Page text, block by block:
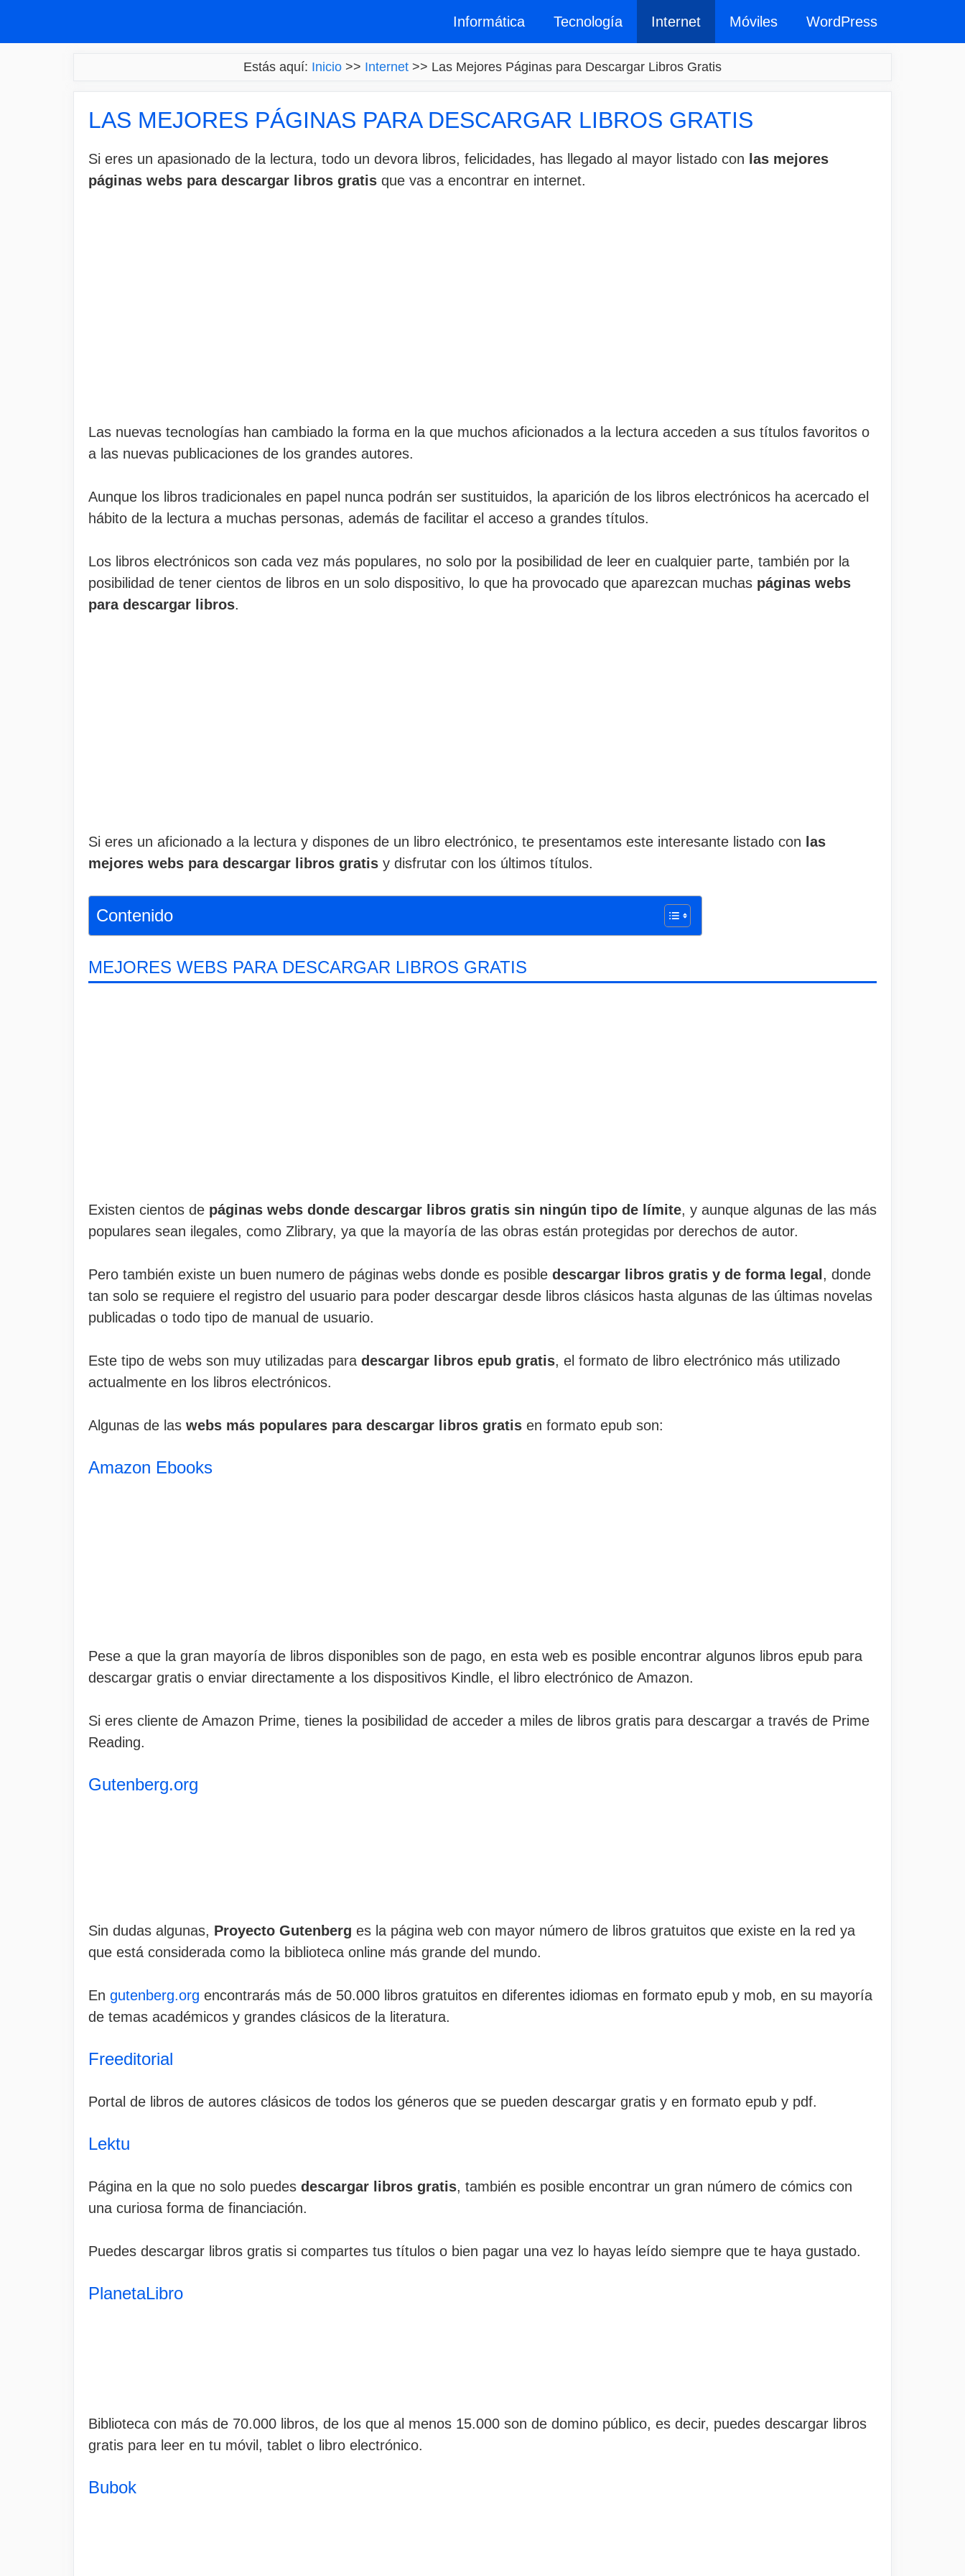
Informática Tecnología Internet Móviles WordPress
Estás aquí: Inicio >> Internet >> Las Mejores Páginas para Descargar Libros Gratis
LAS MEJORES PÁGINAS PARA DESCARGAR LIBROS GRATIS
Si eres un apasionado de la lectura, todo un devora libros, felicidades, has llegado al mayor listado con las mejores
páginas webs para descargar libros gratis que vas a encontrar en internet.
Las nuevas tecnologías han cambiado la forma en la que muchos aficionados a la lectura acceden a sus títulos favoritos o
a las nuevas publicaciones de los grandes autores.
Aunque los libros tradicionales en papel nunca podrán ser sustituidos, la aparición de los libros electrónicos ha acercado el
hábito de la lectura a muchas personas, además de facilitar el acceso a grandes títulos.
Los libros electrónicos son cada vez más populares, no solo por la posibilidad de leer en cualquier parte, también por la
posibilidad de tener cientos de libros en un solo dispositivo, lo que ha provocado que aparezcan muchas páginas webs
para descargar libros.
Si eres un aficionado a la lectura y dispones de un libro electrónico, te presentamos este interesante listado con las
mejores webs para descargar libros gratis y disfrutar con los últimos títulos.
Contenido
MEJORES WEBS PARA DESCARGAR LIBROS GRATIS
Existen cientos de páginas webs donde descargar libros gratis sin ningún tipo de límite, y aunque algunas de las más
populares sean ilegales, como Zlibrary, ya que la mayoría de las obras están protegidas por derechos de autor.
Pero también existe un buen numero de páginas webs donde es posible descargar libros gratis y de forma legal , donde
tan solo se requiere el registro del usuario para poder descargar desde libros clásicos hasta algunas de las últimas novelas
publicadas o todo tipo de manual de usuario.
Este tipo de webs son muy utilizadas para descargar libros epub gratis, el formato de libro electrónico más utilizado
actualmente en los libros electrónicos.
Algunas de las webs más populares para descargar libros gratis en formato epub son:
Amazon Ebooks
Pese a que la gran mayoría de libros disponibles son de pago, en esta web es posible encontrar algunos libros epub para
descargar gratis o enviar directamente a los dispositivos Kindle, el libro electrónico de Amazon.
Si eres cliente de Amazon Prime, tienes la posibilidad de acceder a miles de libros gratis para descargar a través de Prime
Reading.
Gutenberg.org
Sin dudas algunas, Proyecto Gutenberg es la página web con mayor número de libros gratuitos que existe en la red ya
que está considerada como la biblioteca online más grande del mundo.
En gutenberg.org encontrarás más de 50.000 libros gratuitos en diferentes idiomas en formato epub y mob, en su mayoría
de temas académicos y grandes clásicos de la literatura.
Freeditorial
Portal de libros de autores clásicos de todos los géneros que se pueden descargar gratis y en formato epub y pdf.
Lektu
Página en la que no solo puedes descargar libros gratis, también es posible encontrar un gran número de cómics con
una curiosa forma de financiación.
Puedes descargar libros gratis si compartes tus títulos o bien pagar una vez lo hayas leído siempre que te haya gustado.
PlanetaLibro
Biblioteca con más de 70.000 libros, de los que al menos 15.000 son de domino público, es decir, puedes descargar libros
gratis para leer en tu móvil, tablet o libro electrónico.
Bubok